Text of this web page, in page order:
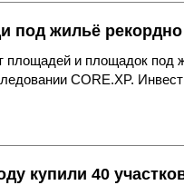
под жильё
площадей и площадок под
CORE.XP.
купили 40